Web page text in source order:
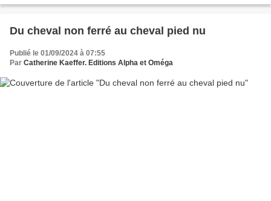
Du cheval non ferré au cheval pied nu
Publié le 01/09/2024 à 07:55
Par Catherine Kaeffer. Editions Alpha et Oméga